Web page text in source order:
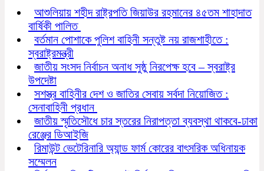
আশুলিয়ায় শহীদ রাষ্ট্রপতি জিয়াউর রহমানের ৪৫তম শাহাদাত
বার্ষিকী পালিত
বর্তমান পোশাকে পুলিশ বাহিনী সন্তুষ্ট নয় রাজশাহীতে :
স্বরাষ্ট্রমন্ত্রী
জাতীয় সংসদ নির্বাচন অনাধ সুষ্ঠু নিরপেক্ষ হবে – স্বরাষ্ট্র
উপদেষ্টা
সশস্ত্র বাহিনীর দেশ ও জাতির সেবায় সর্বদা নিয়োজিত :
সেনাবাহিনী প্রধান
জাতীয় স্মৃতিসৌধে চার স্তরের নিরাপত্তা ব্যবস্থা থাকবে-ঢাকা
রেঞ্জের ডিআইজি
রিমাউন্ট ভেটেরিনারি অ্যান্ড ফার্ম কোরের বাৎসরিক অধিনায়ক
সম্মেলন